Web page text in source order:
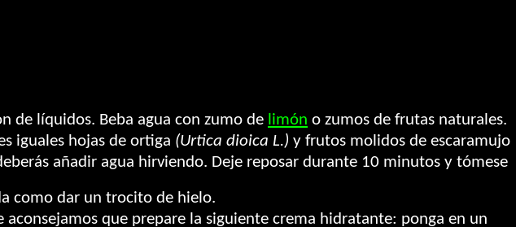
de líquidos. Beba agua con zumo de limón o zumos de frutas naturales.
iguales hojas de ortiga (Urtica dioica L.) y frutos molidos de escaramujo
añadir agua hirviendo. Deje reposar durante 10 minutos y tómese
como dar un trocito de hielo.
aconsejamos que prepare la siguiente crema hidratante: ponga en un